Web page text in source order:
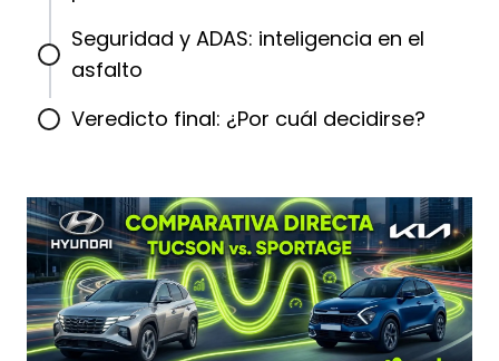
Seguridad y ADAS: inteligencia en el
asfalto
Veredicto final: ¿Por cuál decidirse?